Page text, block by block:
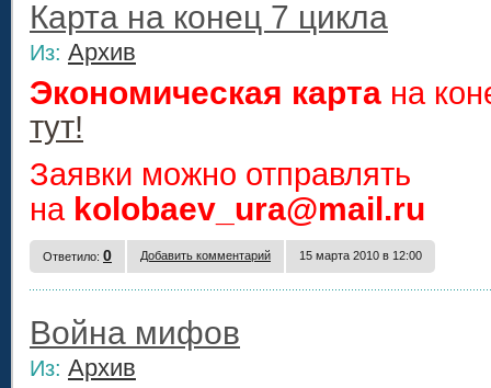
Карта на конец 7 цикла
Из: Архив
Экономическая карта на
тут!
Заявки можно отправлять
на kolobaev_ura@mail.ru
Ответило: 0 Добавить комментарий 15 марта 2010 в 12:00
Война мифов
Из: Архив